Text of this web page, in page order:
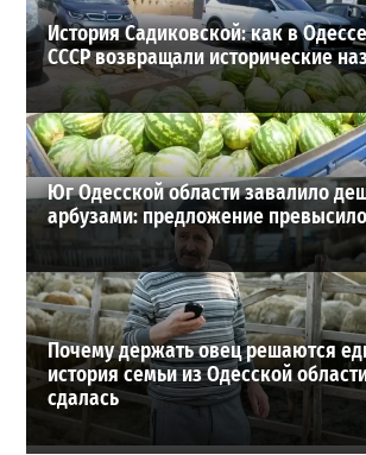
История Садиковской: как в
СССР возвращали исторические
Юг Одесской области завалило
арбузами: предложение
Почему держать овец решаются
история семьи из Одесской
сдалась